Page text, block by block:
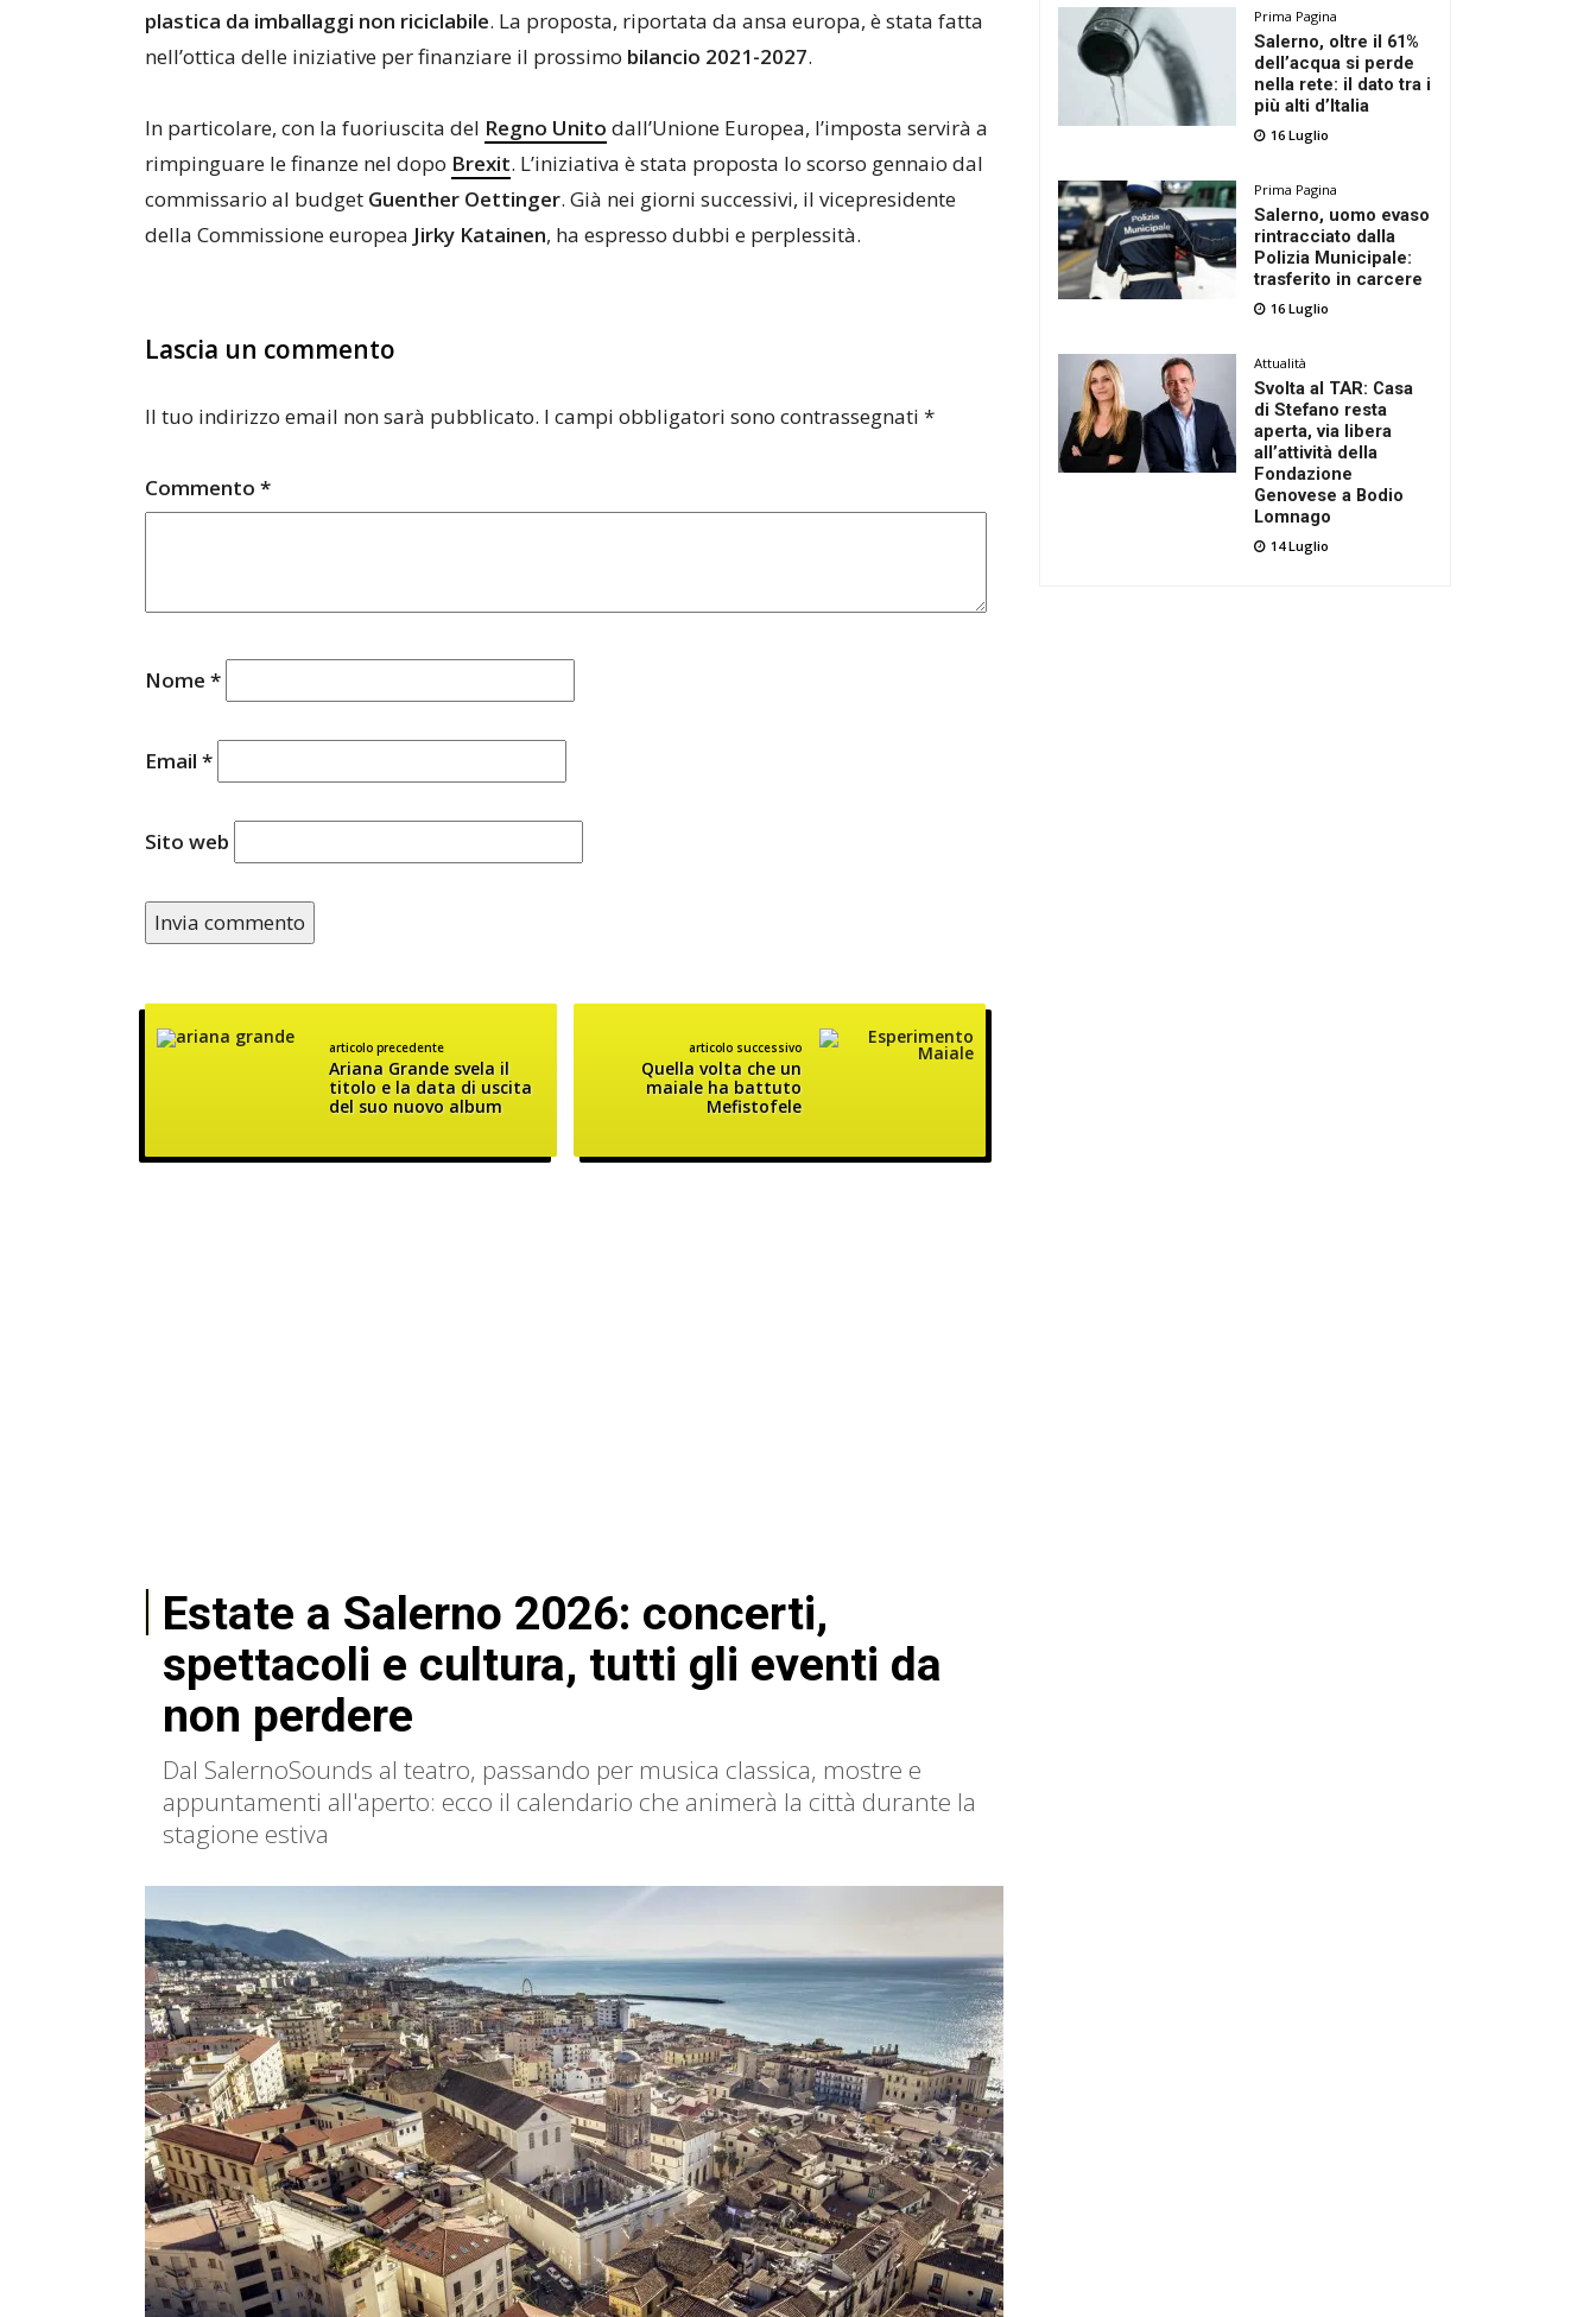
plastica da imballaggi non riciclabile. La proposta, riportata da ansa europa, è stata fatta
nell’ottica delle iniziative per finanziare il prossimo bilancio 2021-2027.
In particolare, con la fuoriuscita del Regno Unito dall’Unione Europea, l’imposta servirà a
rimpinguare le finanze nel dopo Brexit. L’iniziativa è stata proposta lo scorso gennaio dal
commissario al budget Guenther Oettinger. Già nei giorni successivi, il vicepresidente
della Commissione europea Jirky Katainen, ha espresso dubbi e perplessità.
Lascia un commento
Il tuo indirizzo email non sarà pubblicato. I campi obbligatori sono contrassegnati *
Commento *
Nome *
Email *
Sito web
articolo precedente
Ariana Grande svela il
titolo e la data di uscita
del suo nuovo album
articolo successivo
Quella volta che un
maiale ha battuto
Mefistofele
Estate a Salerno 2026: concerti,
spettacoli e cultura, tutti gli eventi da
non perdere
Dal SalernoSounds al teatro, passando per musica classica, mostre e
appuntamenti all'aperto: ecco il calendario che animerà la città durante la
stagione estiva
Prima Pagina
Salerno, oltre il 61%
dell’acqua si perde
nella rete: il dato tra i
più alti d’Italia
16 Luglio
Prima Pagina
Salerno, uomo evaso
rintracciato dalla
Polizia Municipale:
trasferito in carcere
16 Luglio
Attualità
Svolta al TAR: Casa
di Stefano resta
aperta, via libera
all’attività della
Fondazione
Genovese a Bodio
Lomnago
14 Luglio